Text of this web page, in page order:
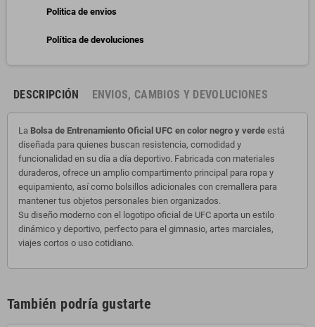
Politica de envios
Política de devoluciones
DESCRIPCIÓN ENVIOS, CAMBIOS Y DEVOLUCIONES
La Bolsa de Entrenamiento Oficial UFC en color negro y verde está
diseñada para quienes buscan resistencia, comodidad y
funcionalidad en su día a día deportivo. Fabricada con materiales
duraderos, ofrece un amplio compartimento principal para ropa y
equipamiento, así como bolsillos adicionales con cremallera para
mantener tus objetos personales bien organizados.
Su diseño moderno con el logotipo oficial de UFC aporta un estilo
dinámico y deportivo, perfecto para el gimnasio, artes marciales,
viajes cortos o uso cotidiano.
También podría gustarte